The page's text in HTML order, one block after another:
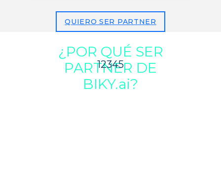
QUIERO SER PARTNER
¿POR QUÉ SER
PARTNER DE
BIKY.ai?
12345